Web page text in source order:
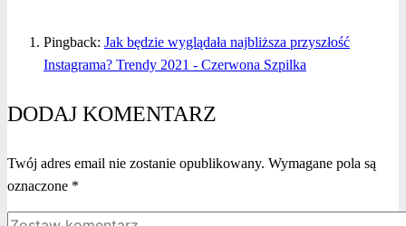
polskim.
Jak
Ci pomóc?
Pingback: Jak będzie wyglądała najbliższa przyszłość
Instagrama? Trendy 2021 - Czerwona Szpilka
DODAJ KOMENTARZ
Twój adres email nie zostanie opublikowany. Wymagane pola są
oznaczone *